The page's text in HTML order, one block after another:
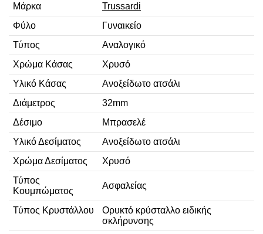
Μάρκα
Trussardi
Φύλο
Γυναικείο
Τύπος
Αναλογικό
Χρώμα Κάσας
Χρυσό
Υλικό Κάσας
Ανοξείδωτο ατσάλι
Διάμετρος
32mm
Δέσιμο
Μπρασελέ
Υλικό Δεσίματος
Ανοξείδωτο ατσάλι
Χρώμα Δεσίματος
Χρυσό
Τύπος
Κουμπώματος
Ασφαλείας
Τύπος Κρυστάλλου
Ορυκτό κρύσταλλο ειδικής
σκλήρυνσης